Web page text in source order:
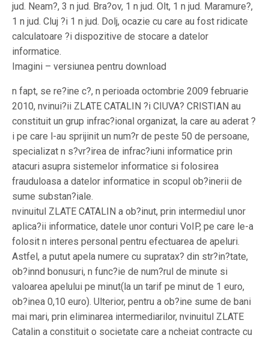
jud. Neam?, 3 n jud. Bra?ov, 1 n jud. Olt, 1 n jud. Maramure?,
1 n jud. Cluj ?i 1 n jud. Dolj, ocazie cu care au fost ridicate
calculatoare ?i dispozitive de stocare a datelor
informatice.
Imagini – versiunea pentru download
n fapt, se re?ine c?, n perioada octombrie 2009 februarie
2010, nvinui?ii ZLATE CATALIN ?i CIUVA? CRISTIAN au
constituit un grup infrac?ional organizat, la care au aderat ?
i pe care l-au sprijinit un num?r de peste 50 de persoane,
specializat n s?vr?irea de infrac?iuni informatice prin
atacuri asupra sistemelor informatice si folosirea
frauduloasa a datelor informatice in scopul ob?inerii de
sume substan?iale.
nvinuitul ZLATE CATALIN a ob?inut, prin intermediul unor
aplica?ii informatice, datele unor conturi VoIP, pe care le-a
folosit n interes personal pentru efectuarea de apeluri.
Astfel, a putut apela numere cu supratax? din str?in?tate,
ob?innd bonusuri, n func?ie de num?rul de minute si
valoarea apelului pe minut(la un tarif pe minut de 1 euro,
ob?inea 0,10 euro). Ulterior, pentru a ob?ine sume de bani
mai mari, prin eliminarea intermediarilor, nvinuitul ZLATE
Catalin a constituit o societate care a ncheiat contracte cu